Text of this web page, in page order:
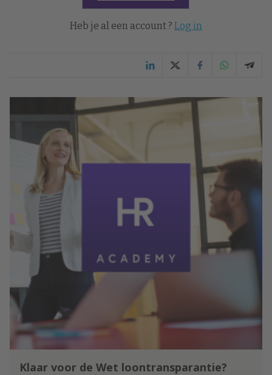
Heb je al een account ? Log in
Klaar voor de Wet loontransparantie?